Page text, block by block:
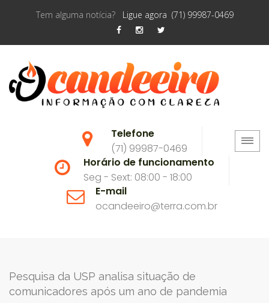
Tem alguma notícia? Ligue agora (71) 99987-0469
Telefone
(71) 99987-0469
Horário de funcionamento
Seg - Sext: 08:00 - 18:00
E-mail
ocandeeiro@terra.com.br
Pesquisa da USP analisa situação de
comunicadores após um ano de pandemia